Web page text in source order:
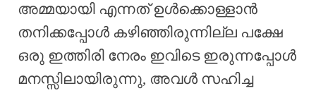
അമ്മയായി എന്നത് ഉൾക്കൊള്ളാൻ
തനിക്കപ്പോൾ കഴിഞ്ഞിരുന്നില്ല പക്ഷേ
ഒരു ഇത്തിരി നേരം ഇവിടെ ഇരുന്നപ്പോൾ
മനസ്സിലായിരുന്നു, അവൾ സഹിച്ച